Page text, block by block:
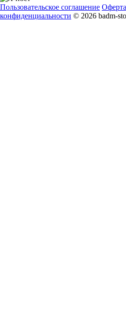
Пользовательское соглашение Оферта
конфиденциальности © 2026 badm-